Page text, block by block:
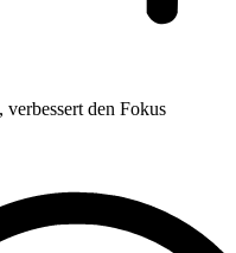
den Fokus